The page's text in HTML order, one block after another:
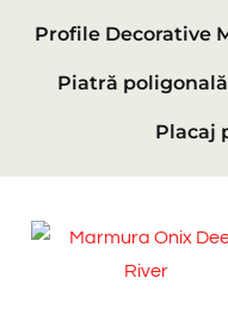
Profile Decorative
Piatră
Placaj